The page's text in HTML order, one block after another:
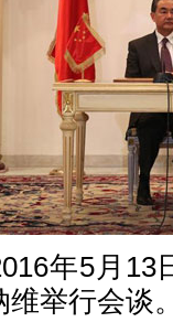
年5月13
维举行会谈